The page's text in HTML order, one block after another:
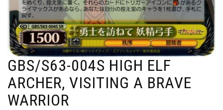
GBS/S63-004S HIGH ELF
ARCHER, VISITING A BRAVE
WARRIOR